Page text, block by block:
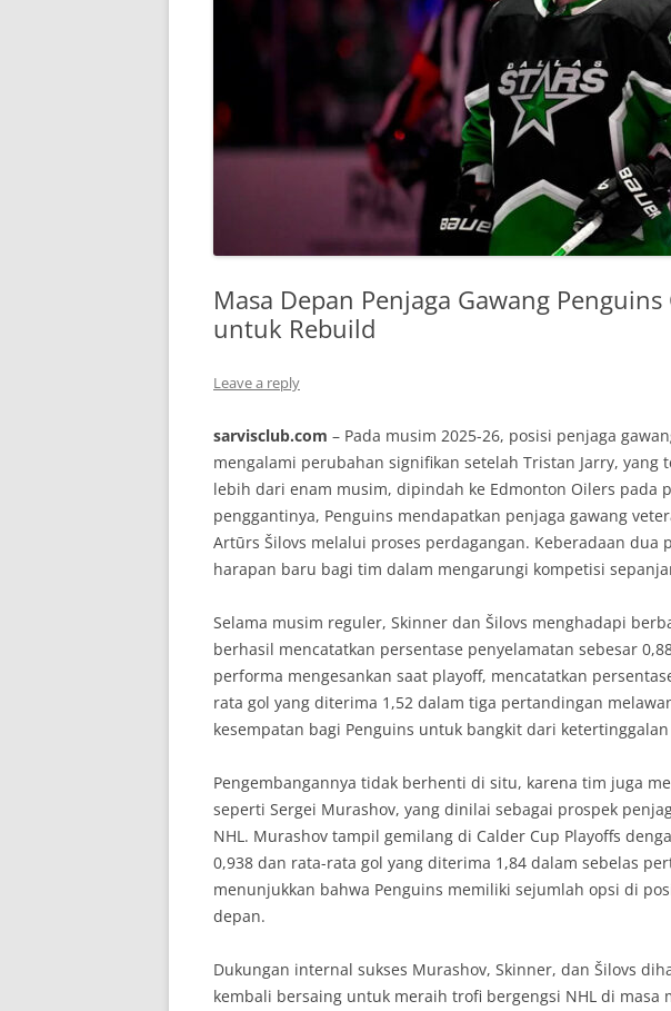
Masa Depan Penjaga Gawang
untuk Rebuild
Leave a reply
sarvisclub.com – Pada musim 2025-26, posisi penjaga
mengalami perubahan signifikan setelah Tristan Jarry, yang
lebih dari enam musim, dipindah ke Edmonton Oilers pada
penggantinya, Penguins mendapatkan penjaga gawang
Artūrs Šilovs melalui proses perdagangan. Keberadaan dua
harapan baru bagi tim dalam mengarungi kompetisi
Selama musim reguler, Skinner dan Šilovs menghadapi
berhasil mencatatkan persentase penyelamatan sebesar
performa mengesankan saat playoff, mencatatkan
rata gol yang diterima 1,52 dalam tiga pertandingan
kesempatan bagi Penguins untuk bangkit dari ketertinggalan
Pengembangannya tidak berhenti di situ, karena tim juga
seperti Sergei Murashov, yang dinilai sebagai prospek
NHL. Murashov tampil gemilang di Calder Cup Playoffs
0,938 dan rata-rata gol yang diterima 1,84 dalam sebelas
menunjukkan bahwa Penguins memiliki sejumlah opsi di
depan.
Dukungan internal sukses Murashov, Skinner, dan Šilovs
kembali bersaing untuk meraih trofi bergengsi NHL di masa